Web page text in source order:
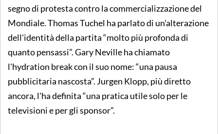
segno di protesta contro la commercializzazione del
Mondiale. Thomas Tuchel ha parlato di un'alterazione
dell'identità della partita “molto più profonda di
quanto pensassi”. Gary Neville ha chiamato
l'hydration break con il suo nome: “una pausa
pubblicitaria nascosta”. Jurgen Klopp, più diretto
ancora, l'ha definita “una pratica utile solo per le
televisioni e per gli sponsor”.